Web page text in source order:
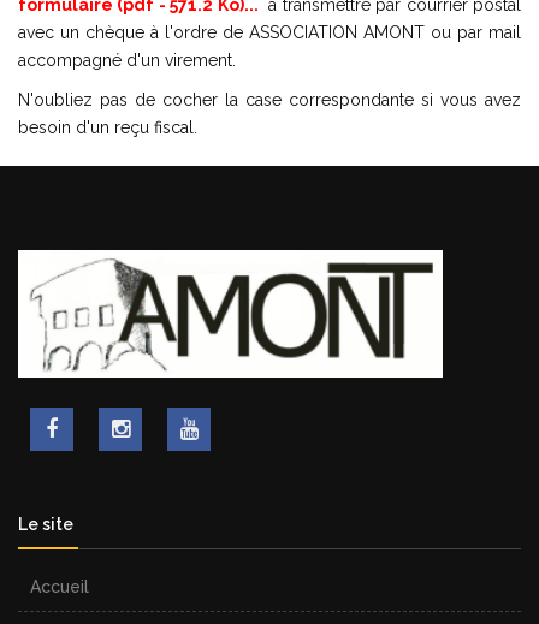
formulaire (pdf - 571.2 Ko)... à transmettre par courrier postal
avec un chèque à l'ordre de ASSOCIATION AMONT ou par mail
accompagné d'un virement.
N'oubliez pas de cocher la case correspondante si vous avez
besoin d'un reçu fiscal.
Le site
Accueil